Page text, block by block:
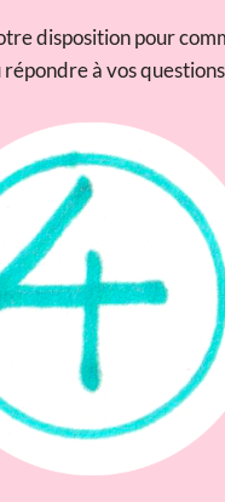
disposition pour
à vos